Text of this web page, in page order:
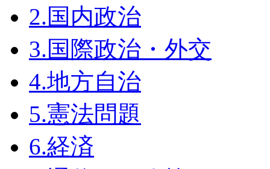
2.国内政治
3.国際政治・外交
4.地方自治
5.憲法問題
6.経済